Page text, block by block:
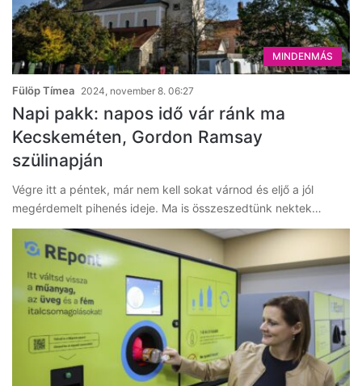
MINDENMÁS
Fülöp Tímea 2024, november 8. 06:27
Napi pakk: napos idő vár ránk ma
Kecskeméten, Gordon Ramsay
szülinapján
Végre itt a péntek, már nem kell sokat várnod és eljő a jól
megérdemelt pihenés ideje. Ma is összeszedtünk nektek…